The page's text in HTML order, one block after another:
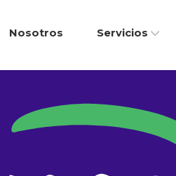
Nosotros Servicios